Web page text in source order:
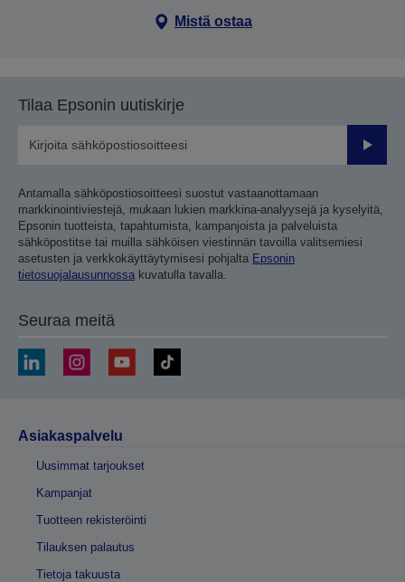
Mistä ostaa
Tilaa Epsonin uutiskirje
Lähetä
Antamalla sähköpostiosoitteesi suostut vastaanottamaan
markkinointiviestejä, mukaan lukien markkina-analyysejä ja kyselyitä,
Epsonin tuotteista, tapahtumista, kampanjoista ja palveluista
sähköpostitse tai muilla sähköisen viestinnän tavoilla valitsemiesi
asetusten ja verkkokäyttäytymisesi pohjalta Epsonin
tietosuojalausunnossa kuvatulla tavalla.
Seuraa meitä
Asiakaspalvelu
Uusimmat tarjoukset
Kampanjat
Tuotteen rekisteröinti
Tilauksen palautus
Tietoja takuusta